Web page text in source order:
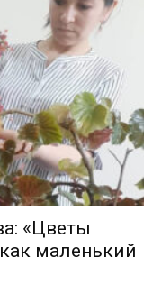
«Цветы
маленький